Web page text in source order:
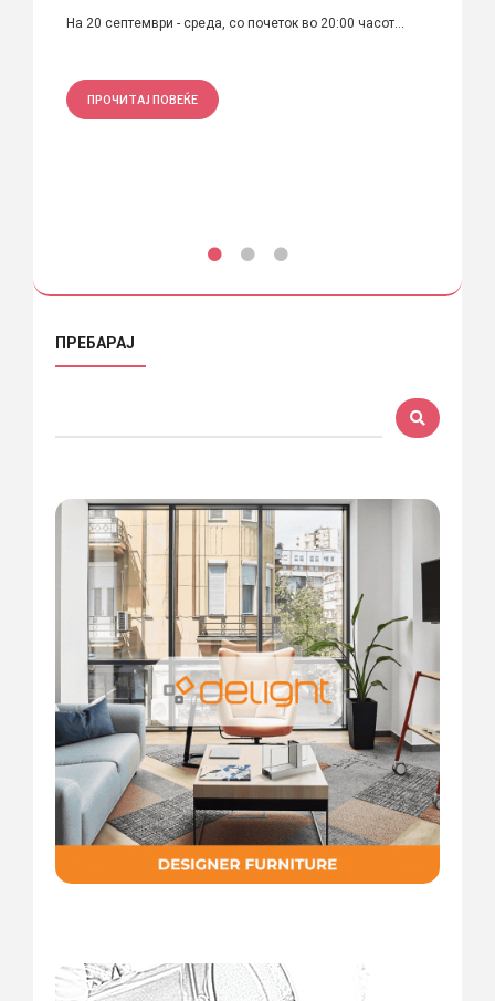
На 20 септември - среда, со почеток во 20:00 часот...
ПРОЧИТАЈ ПОВЕЌЕ
ПРЕБАРАЈ